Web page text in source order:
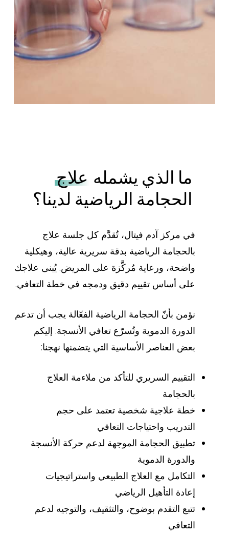
ما الذي يشمله علاج
الحجامة الرياضية لدينا؟
في مركز آدم فيتال، تُقدَّم كل جلسة علاج
بالحجامة الرياضية بدقة سريرية عالية، وهيكلية
واضحة، ورعاية مُركَّزة على المريض. يُبنى علاجك
على أساس تقييم دقيق ودمجه في خطة التعافي.
نؤمن بأنّ الحجامة الرياضية الفعّالة يجب أن تدعم
الدورة الدموية وتُسرّع تعافي الأنسجة. إليكم
بعض العناصر الأساسية التي يتضمنها نهجنا:
التقييم السريري للتأكد من ملاءمة العلاج
بالحجامة
خطة علاجية شخصية تعتمد على حجم
التدريب واحتياجات التعافي
تطبيق الحجامة الموجهة لدعم حركة الأنسجة
والدورة الدموية
التكامل مع العلاج الطبيعي واستراتيجيات
إعادة التأهيل الرياضي
تتبع التقدم بوضوح، والتثقيف، والتوجيه لدعم
التعافي